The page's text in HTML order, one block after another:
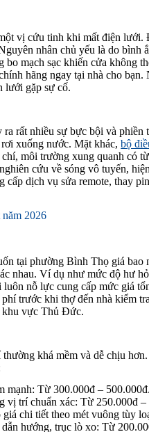
vị cứu tinh khi mất điện lưới.
nhân chủ yếu là do bình
mạch sạc khiến cửa không
hãng ngay tại nhà cho bạn.
lưới gặp sự cố.
rất nhiều sự bực bội và phiền
rơi xuống nước. Mặt khác,bộ
môi trường xung quanh có
cứu về sóng vô tuyến,
dịch vụ sửa remote, thay
2026
tại phường Bình Thọ giá bao
nhau. Ví dụ như mức độ hư
nỗ lực cung cấp mức giá
trước khi thợ đến nhà kiểm
khu vực Thủ Đức.
khá mềm và dễ chịu
mạnh: Từ 300.000đ – 500.000đ.
vị trí chuẩn xác: Từ 250.000đ –
chi tiết theo mét vuông tùy
hướng, trục lò xo: Từ